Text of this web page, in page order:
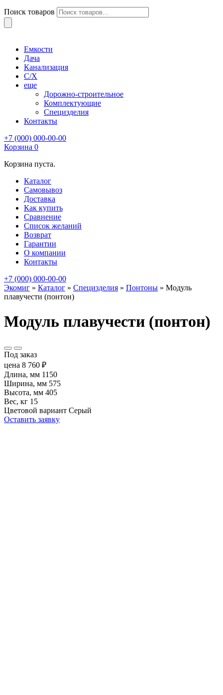
Поиск товаров
Емкости
Дача
Канализация
С/Х
еще
Дорожно-строительное
Комплектующие
Специзделия
Контакты
+7 (000) 000-00-00
Корзина 0
Корзина пуста.
Каталог
Самовывоз
Доставка
Как купить
Сравнение
Список желаний
Возврат
Гарантии
О компании
Контакты
+7 (000) 000-00-00
Экомиг » Каталог » Специзделия » Понтоны » Модуль
плавучести (понтон)
Модуль плавучести (понтон)
Под заказ
цена 8 760 ₽
Длина, мм 1150
Ширина, мм 575
Высота, мм 405
Вес, кг 15
Цветовой вариант Серый
Оставить заявку